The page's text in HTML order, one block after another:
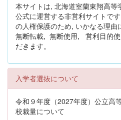
本サイトは, 北海道室蘭東翔高等
公式に運営する非営利サイトで
の人権保護のため, いかなる理
無断転載, 無断使用, 営利目的使
だきます。
入学者選抜について
令和９年度（2027年度）公立高
校裁量について